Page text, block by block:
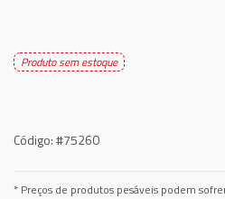
Produto sem estoque
Código:#75260
* Preços de produtos pesáveis podem